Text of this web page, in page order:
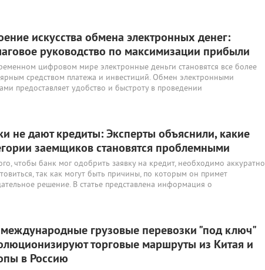
искусства обмена электронных денег:
руководство по максимизации прибыли
цифровом мире электронные деньги становятся все более
средством платежа и инвестиций. Обмен электронными
предоставляет удобство и быстроту в проведении
не дают кредиты: Эксперты объяснили, какие
заемщиков становятся проблемными
чтобы банк мог одобрить заявку на кредит, необходимо аккуратно
так как могут быть причины, по которым он примет
решение. В статье представлена информация о
грузовые перевозки "под ключ"
торговые маршруты из Китая и
в Россию